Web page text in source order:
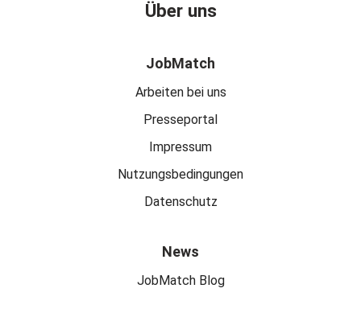
Über uns
JobMatch
Arbeiten bei uns
Presseportal
Impressum
Nutzungsbedingungen
Datenschutz
News
JobMatch Blog